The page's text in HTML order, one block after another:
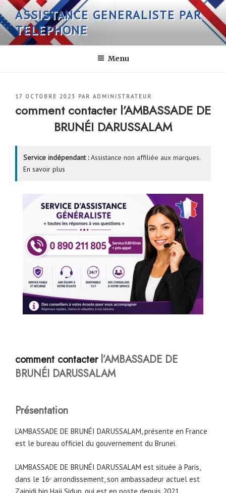
Aller
au
contenu
principal
ASSISTANCE GENERALISTE PAR
TELEPHONE
Menu
PUBLIÉ
17 OCTOBRE 2023 PAR ADMINISTRATEUR
comment contacter l’AMBASSADE DE
BRUNÉI DARUSSALAM
Service indépendant :Assistance non affiliée aux marques.
En savoir plus
comment contacter l’AMBASSADE DE
BRUNÉI DARUSSALAM
Présentation
L’AMBASSADE DE BRUNÉI DARUSSALAM, présente en France
est le bureau officiel du gouvernement du Brunei.
L’AMBASSADE DE BRUNÉI DARUSSALAM est située à Paris,
dans le 16ᵉ arrondissement, son ambassadeur actuel est